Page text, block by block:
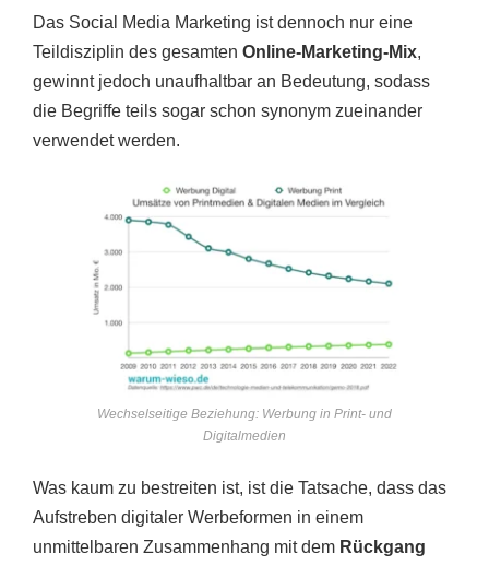
Das Social Media Marketing ist dennoch nur eine
Teildisziplin des gesamten Online-Marketing-Mix,
gewinnt jedoch unaufhaltbar an Bedeutung, sodass
die Begriffe teils sogar schon synonym zueinander
verwendet werden.
Wechselseitige Beziehung: Werbung in Print- und
Digitalmedien
Was kaum zu bestreiten ist, ist die Tatsache, dass das
Aufstreben digitaler Werbeformen in einem
unmittelbaren Zusammenhang mit dem Rückgang